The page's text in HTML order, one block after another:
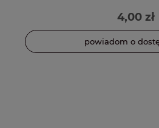
4,00 zł
powiadom o